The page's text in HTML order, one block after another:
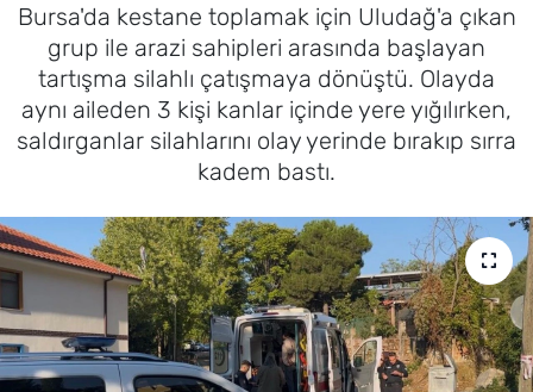
Bursa'da kestane toplamak için Uludağ'a çıkan
grup ile arazi sahipleri arasında başlayan
tartışma silahlı çatışmaya dönüştü. Olayda
aynı aileden 3 kişi kanlar içinde yere yığılırken,
saldırganlar silahlarını olay yerinde bırakıp sırra
kadem bastı.